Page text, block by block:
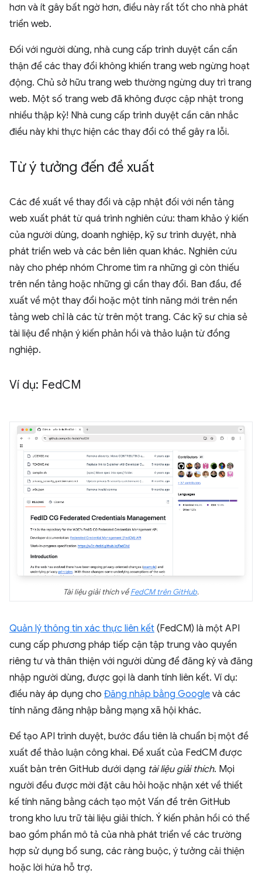
hơn và ít gây bất ngờ hơn, điều này rất tốt cho nhà phát
triển web.
Đối với người dùng, nhà cung cấp trình duyệt cần cẩn
thận để các thay đổi không khiến trang web ngừng hoạt
động. Chủ sở hữu trang web thường ngừng duy trì trang
web. Một số trang web đã không được cập nhật trong
nhiều thập kỷ! Nhà cung cấp trình duyệt cần cân nhắc
điều này khi thực hiện các thay đổi có thể gây ra lỗi.
Từ ý tưởng đến đề xuất
Các đề xuất về thay đổi và cập nhật đối với nền tảng
web xuất phát từ quá trình nghiên cứu: tham khảo ý kiến
của người dùng, doanh nghiệp, kỹ sư trình duyệt, nhà
phát triển web và các bên liên quan khác. Nghiên cứu
này cho phép nhóm Chrome tìm ra những gì còn thiếu
trên nền tảng hoặc những gì cần thay đổi. Ban đầu, đề
xuất về một thay đổi hoặc một tính năng mới trên nền
tảng web chỉ là các từ trên một trang. Các kỹ sư chia sẻ
tài liệu để nhận ý kiến phản hồi và thảo luận từ đồng
nghiệp.
Ví dụ: FedCM
Tài liệu giải thích vềFedCM trên GitHub.
Quản lý thông tin xác thực liên kết (FedCM) là một API
cung cấp phương pháp tiếp cận tập trung vào quyền
riêng tư và thân thiện với người dùng để đăng ký và đăng
nhập người dùng, được gọi là danh tính liên kết. Ví dụ:
điều này áp dụng cho Đăng nhập bằng Google và các
tính năng đăng nhập bằng mạng xã hội khác.
Để tạo API trình duyệt, bước đầu tiên là chuẩn bị một đề
xuất để thảo luận công khai. Đề xuất của FedCM được
xuất bản trên GitHub dưới dạng tài liệu giải thích. Mọi
người đều được mời đặt câu hỏi hoặc nhận xét về thiết
kế tính năng bằng cách tạo một Vấn đề trên GitHub
trong kho lưu trữ tài liệu giải thích. Ý kiến phản hồi có thể
bao gồm phần mô tả của nhà phát triển về các trường
hợp sử dụng bổ sung, các ràng buộc, ý tưởng cải thiện
hoặc lời hứa hỗ trợ.